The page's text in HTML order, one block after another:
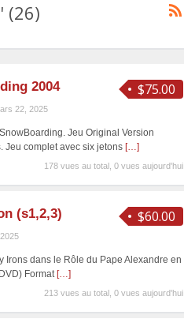
(26)
$75.00
2004
22, 2025
Jeu Original Version
Jeu complet avec six jetons […]
178 vues au total, 0 vues aujourd'hui
$60.00
(s1,2,3)
Irons dans le Rôle du Pape Alexandre en
Format […]
213 vues au total, 0 vues aujourd'hui